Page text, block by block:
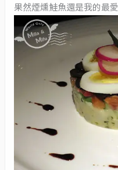
果然煙燻鮭魚還是我的最愛